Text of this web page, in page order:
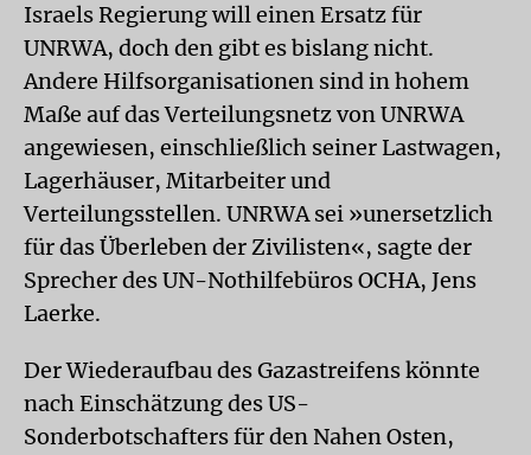
Israels Regierung will einen Ersatz für
UNRWA, doch den gibt es bislang nicht.
Andere Hilfsorganisationen sind in hohem
Maße auf das Verteilungsnetz von UNRWA
angewiesen, einschließlich seiner Lastwagen,
Lagerhäuser, Mitarbeiter und
Verteilungsstellen. UNRWA sei »unersetzlich
für das Überleben der Zivilisten«, sagte der
Sprecher des UN-Nothilfebüros OCHA, Jens
Laerke.
Der Wiederaufbau des Gazastreifens könnte
nach Einschätzung des US-
Sonderbotschafters für den Nahen Osten,